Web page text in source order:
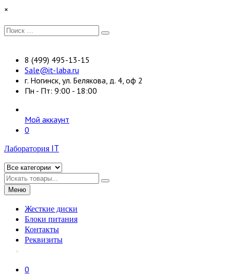
Перейти
содержимому
×
Искать:
Поиск
8 (499) 495-13-15
Sale@it-laba.ru
г. Ногинск, ул. Белякова, д. 4, оф 2
Пн - Пт: 9:00 - 18:00
Мой аккаунт
0
Лаборатория IT
Искать
Меню
Жесткие диски
Блоки питания
Контакты
Реквизиты
0